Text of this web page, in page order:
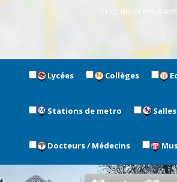
CLIQUER ICI POUR
Lycées Collèges
Stations de metro
Docteurs / Médecins